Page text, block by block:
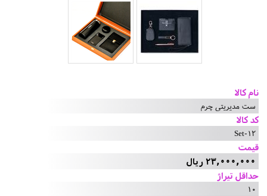
نام کالا
ست مدیریتی چرم
کد کالا
Set-12
قیمت
23,000,000 ریال
حداقل تیراژ
10